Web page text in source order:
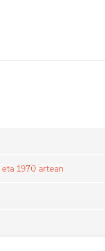
1970 artean